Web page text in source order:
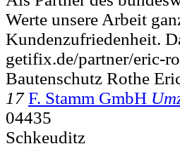
Werte unsere Arbeit
Kundenzufriedenheit.
getifix.de/partner/eric-
Bautenschutz Rothe
17 F. Stamm GmbH
04435
Schkeuditz